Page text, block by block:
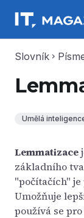
Slovník chevron_right
Umělá
Lemmatizace
základního
"počítačích" je
Umožňuje
používá se